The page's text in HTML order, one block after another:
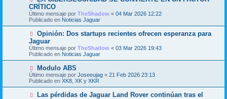
j
e
m
e
n
s
a
u
e
v
o
m
e
n
s
a
e
CRÍTICO
Último mensaje por TheShadow « 04 Mar 2026 12:22
Publicado en Noticias Jaguar
N
e
v
o
m
n
s
a
Opinión: Dos startups recientes ofrecen esperanza para
Jaguar
Último mensaje por TheShadow « 03 Mar 2026 19:43
Publicado en Noticias Jaguar
N
u
e
v
o
m
Modulo ABS
Último mensaje por Joseeujag « 21 Feb 2026 23:13
Publicado en XK8, XK y XKR
NLas pérdidas de Jaguar Land Rover continúan tras el